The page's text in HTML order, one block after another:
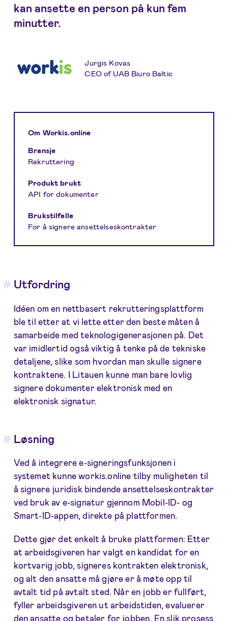
kan ansette en person på kun fem
minutter.
Jurgis Kovas
CEO of UAB Biuro Baltic
Om Workis.online
Bransje
Rekruttering
Produkt brukt
API for dokumenter
Brukstilfelle
For å signere ansettelseskontrakter
Utfordring
Idéen om en nettbasert rekrutteringsplattform
ble til etter at vi lette etter den beste måten å
samarbeide med teknologigenerasjonen på. Det
var imidlertid også viktig å tenke på de tekniske
detaljene, slike som hvordan man skulle signere
kontraktene. I Litauen kunne man bare lovlig
signere dokumenter elektronisk med en
elektronisk signatur.
Løsning
Ved å integrere e-signeringsfunksjonen i
systemet kunne workis.online tilby muligheten til
å signere juridisk bindende ansettelseskontrakter
ved bruk av e-signatur gjennom Mobil-ID- og
Smart-ID-appen, direkte på plattformen.
Dette gjør det enkelt å bruke plattformen: Etter
at arbeidsgiveren har valgt en kandidat for en
kortvarig jobb, signeres kontrakten elektronisk,
og alt den ansatte må gjøre er å møte opp til
avtalt tid på avtalt sted. Når en jobb er fullført,
fyller arbeidsgiveren ut arbeidstiden, evaluerer
den ansatte og betaler for jobben. En slik prosess